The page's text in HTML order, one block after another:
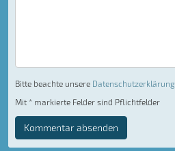
Bitte beachte unsere Datenschutzerklärung
Mit * markierte Felder sind Pflichtfelder
Kommentar absenden